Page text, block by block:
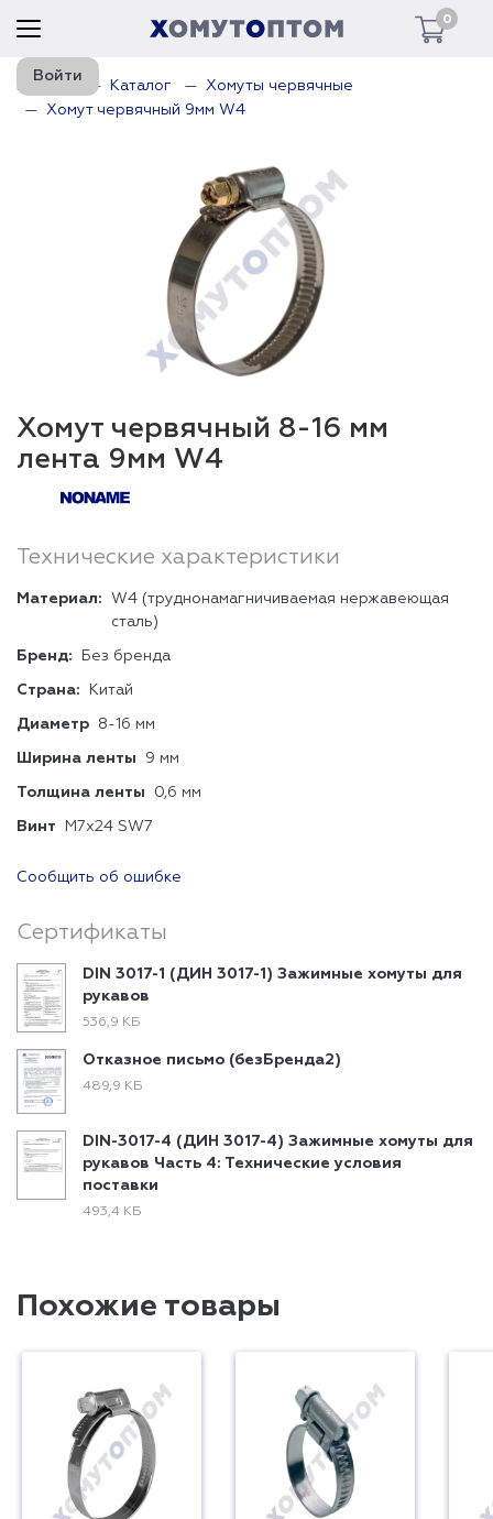
0
Войти
Главная Каталог
Хомуты червячные
Хомут червячный 9мм W4
Хомут червячный 8-16 мм
лента 9мм W4
Технические характеристики
Материал:
W4 (труднонамагничиваемая нержавеющая
сталь)
Бренд: Без бренда
Страна: Китай
Диаметр 8-16 мм
Ширина ленты 9 мм
Толщина ленты 0,6 мм
Винт М7х24 SW7
Сообщить об ошибке
Сертификаты
DIN 3017-1 (ДИН 3017-1) Зажимные хомуты для
рукавов
536,9 КБ
Отказное письмо (безБренда2)
489,9 КБ
DIN-3017-4 (ДИН 3017-4) Зажимные хомуты для
рукавов Часть 4: Технические условия
поставки
493,4 КБ
Похожие товары